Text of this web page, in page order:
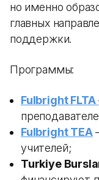
но именно
главных
поддержки.
Программы:
Fulbright FLTA
Fulbright TEA
учителей;
Turkiye